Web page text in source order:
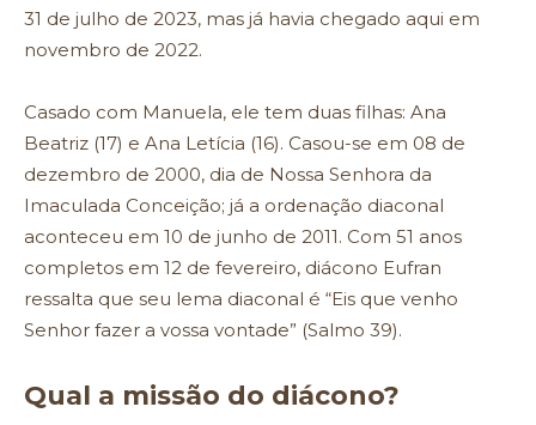
31 de julho de 2023, mas já havia chegado aqui em
novembro de 2022.
Casado com Manuela, ele tem duas filhas: Ana
Beatriz (17) e Ana Letícia (16). Casou-se em 08 de
dezembro de 2000, dia de Nossa Senhora da
Imaculada Conceição; já a ordenação diaconal
aconteceu em 10 de junho de 2011. Com 51 anos
completos em 12 de fevereiro, diácono Eufran
ressalta que seu lema diaconal é “Eis que venho
Senhor fazer a vossa vontade” (Salmo 39).
Qual a missão do diácono?